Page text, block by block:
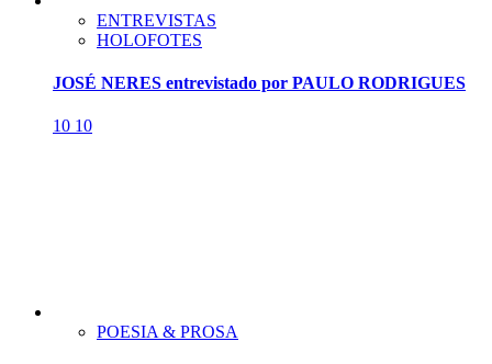
ENTREVISTAS
HOLOFOTES
JOSÉ NERES entrevistado por PAULO RODRIGUES
10 10
POESIA & PROSA